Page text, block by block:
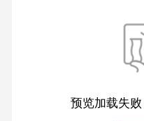
预览加载失